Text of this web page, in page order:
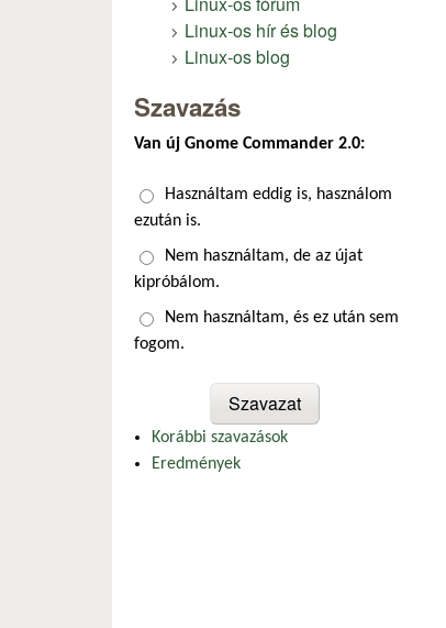
Linux-os hír és blog
Linux-os blog
Szavazás
Van új Gnome Commander 2.0:
Választások
Használtam eddig is, használom
ezután is.
Nem használtam, de az újat
kipróbálom.
Nem használtam, és ez után sem
fogom.
Korábbi szavazások
Eredmények